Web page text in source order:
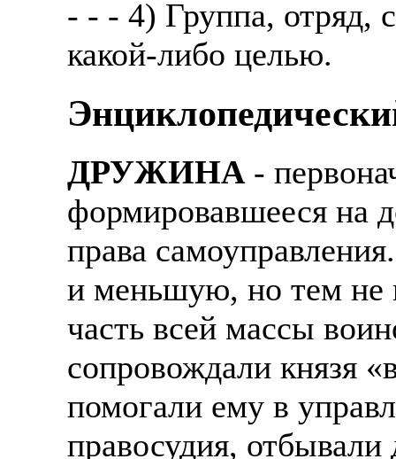
- - - 4) Группа, отряд,
какой-либо целью.
ДРУЖИНА -
формировавшееся на
права
и меньшую, но тем не
часть всей массы
сопровождали князя
помогали ему в
правосудия,